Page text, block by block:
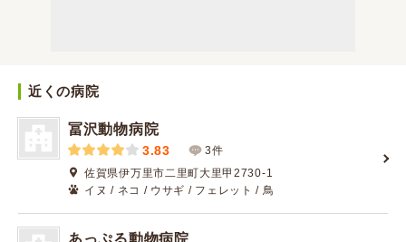
近くの病院
冨沢動物病院
3.83
3件
佐賀県伊万里市二里町大里甲2730-1
イヌ / ネコ / ウサギ / フェレット / 鳥
あっぷる動物病院